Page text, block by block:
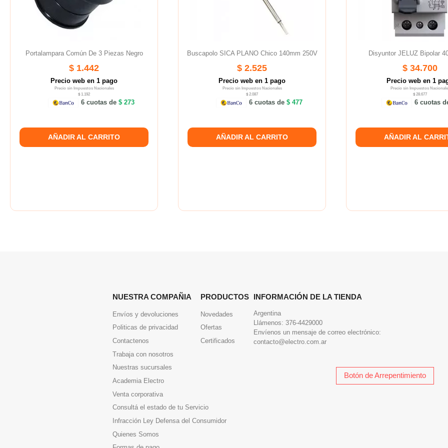
Portalampara Común De 3 Piezas Negro
$ 1.442
Precio web en 1 pago
Precio sin Impuestos Nacionales
$ 1.192
6 cuotas de$ 273
AÑADIR AL CARRITO
Buscapolo SICA PLANO Chico 140mm 250V
$ 2.525
Precio web en 1 pago
Precio sin Impuestos Nacionales
$ 2.087
6 cuotas de$ 477
AÑADIR AL CARRITO
Disyuntor JELUZ Bipolar
$ 34.700
Precio web en 1
Precio sin Impuestos
$ 28.677
6 cuotas
AÑADIR AL
NUESTRA COMPAÑIA
Envíos y devoluciones
Politicas de privacidad
Contactenos
Trabaja con nosotros
Nuestras sucursales
Academia Electro
Venta corporativa
Consultá el estado de tu Servicio
Infracción Ley Defensa del Consumidor
Quienes Somos
PRODUCTOS
Novedades
Ofertas
Certificados
INFORMACIÓN DE LA TIENDA
Argentina
Llámenos: 376-4429000
Envíenos un mensaje de correo electrónico:
contacto@electro.com.ar
Botón de Arrepentimiento